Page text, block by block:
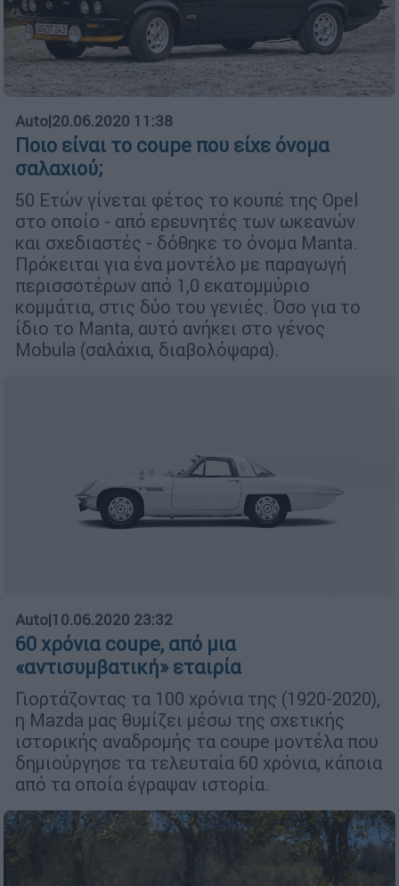
Auto|20.06.2020 11:38
Ποιο είναι το coupe που είχε όνομα
σαλαχιού;
50 Ετών γίνεται φέτος το κουπέ της Opel
στο οποίο - από ερευνητές των ωκεανών
και σχεδιαστές - δόθηκε το όνομα Manta.
Πρόκειται για ένα μοντέλο με παραγωγή
περισσοτέρων από 1,0 εκατομμύριο
κομμάτια, στις δύο του γενιές. Όσο για το
ίδιο το Manta, αυτό ανήκει στο γένος
Mobula (σαλάχια, διαβολόψαρα).
Auto|10.06.2020 23:32
60 χρόνια coupe, από μια
«αντισυμβατική» εταιρία
Γιορτάζοντας τα 100 χρόνια της (1920-2020),
η Mazda μας θυμίζει μέσω της σχετικής
ιστορικής αναδρομής τα coupe μοντέλα που
δημιούργησε τα τελευταία 60 χρόνια, κάποια
από τα οποία έγραψαν ιστορία.